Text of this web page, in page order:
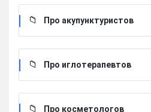
Про акупунктуристов
Про иглотерапевтов
Про косметологов